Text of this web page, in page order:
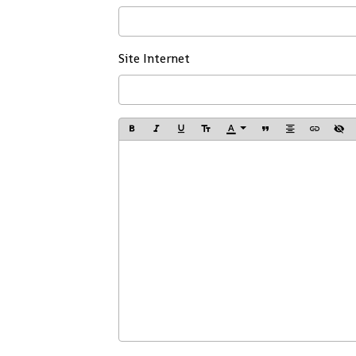
Site Internet